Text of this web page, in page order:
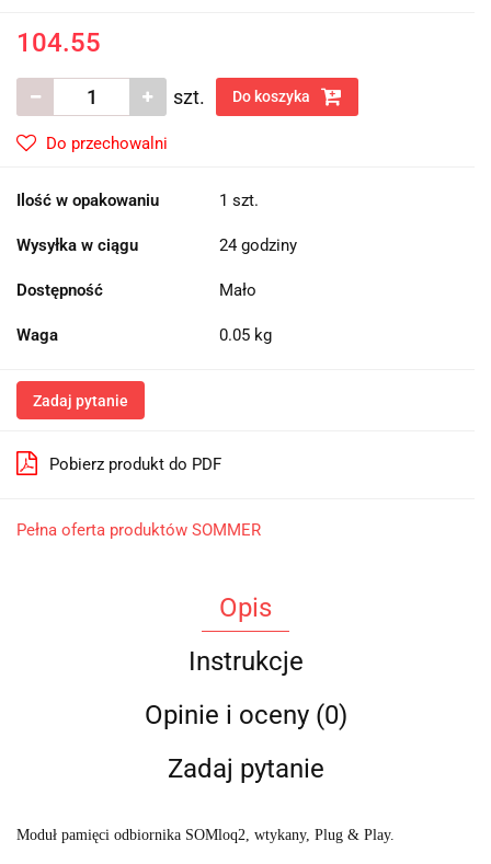
104.55
szt. Do koszyka
Do przechowalni
Ilość w opakowaniu 1 szt.
Wysyłka w ciągu 24 godziny
Dostępność Mało
Waga 0.05 kg
Zadaj pytanie
Pobierz produkt do PDF
Pełna oferta produktów SOMMER
Opis
Instrukcje
Opinie i oceny (0)
Zadaj pytanie
Moduł pamięci odbiornika SOMloq2, wtykany, Plug & Play.